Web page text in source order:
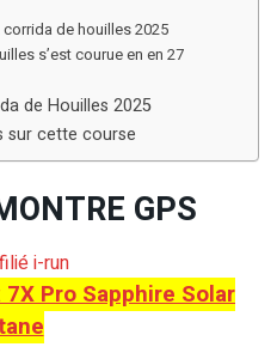
de houilles 2025
s’est courue en en 27
de Houilles 2025
sur cette course
GPS
i-run
Pro Sapphire Solar